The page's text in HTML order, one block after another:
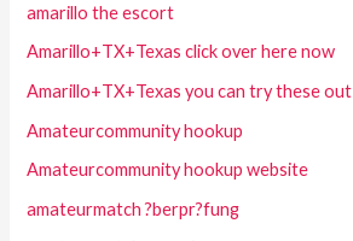
amarillo the escort
Amarillo+TX+Texas click over here now
Amarillo+TX+Texas you can try these out
Amateurcommunity hookup
Amateurcommunity hookup website
amateurmatch ?berpr?fung